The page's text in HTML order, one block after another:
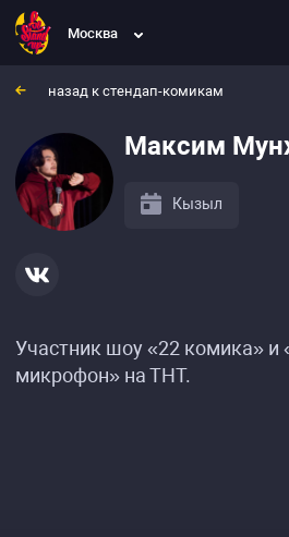
Москва
назад к стендап-комикам
Максим
Кызыл
Участник шоу «22 комика»
микрофон» на ТНТ.